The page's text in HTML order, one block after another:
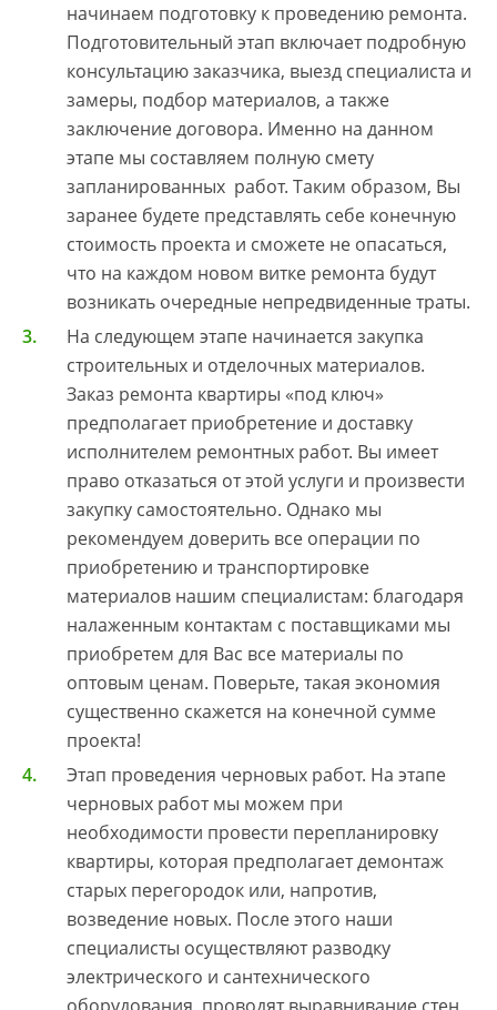
начинаем подготовку к проведению ремонта.
Подготовительный этап включает подробную
консультацию заказчика, выезд специалиста и
замеры, подбор материалов, а также
заключение договора. Именно на данном
этапе мы составляем полную смету
запланированных работ. Таким образом, Вы
заранее будете представлять себе конечную
стоимость проекта и сможете не опасаться,
что на каждом новом витке ремонта будут
возникать очередные непредвиденные траты.
На следующем этапе начинается закупка
строительных и отделочных материалов.
Заказ ремонта квартиры «под ключ»
предполагает приобретение и доставку
исполнителем ремонтных работ. Вы имеет
право отказаться от этой услуги и произвести
закупку самостоятельно. Однако мы
рекомендуем доверить все операции по
приобретению и транспортировке
материалов нашим специалистам: благодаря
налаженным контактам с поставщиками мы
приобретем для Вас все материалы по
оптовым ценам. Поверьте, такая экономия
существенно скажется на конечной сумме
проекта!
Этап проведения черновых работ. На этапе
черновых работ мы можем при
необходимости провести перепланировку
квартиры, которая предполагает демонтаж
старых перегородок или, напротив,
возведение новых. После этого наши
специалисты осуществляют разводку
электрического и сантехнического